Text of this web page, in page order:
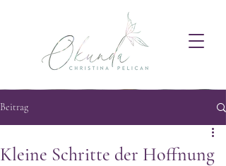
Beitrag
Kleine Schritte der Hoffnung